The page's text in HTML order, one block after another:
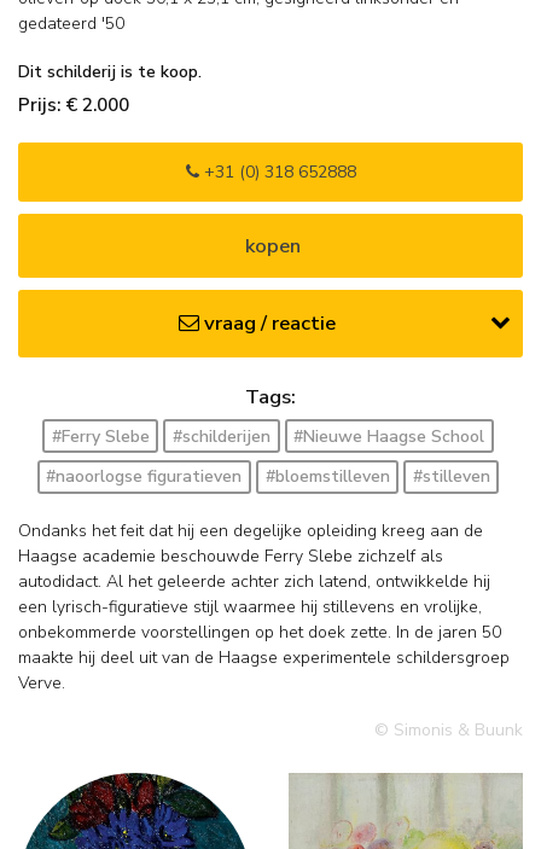
gedateerd '50
Dit schilderij is te koop.
Prijs: € 2.000
+31 (0) 318 652888
kopen
vraag / reactie
Tags:
#Ferry Slebe #schilderijen
#Nieuwe Haagse School
#naoorlogse figuratieven
#bloemstilleven #stilleven
Ondanks het feit dat hij een degelijke opleiding kreeg aan de
Haagse academie beschouwde Ferry Slebe zichzelf als
autodidact. Al het geleerde achter zich latend, ontwikkelde hij
een lyrisch-figuratieve stijl waarmee hij stillevens en vrolijke,
onbekommerde voorstellingen op het doek zette. In de jaren 50
maakte hij deel uit van de Haagse experimentele schildersgroep
Verve.
© Simonis & Buunk